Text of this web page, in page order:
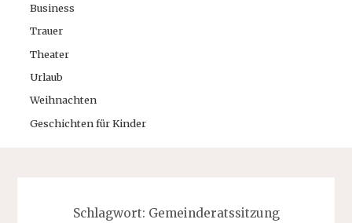
Business
Trauer
Theater
Urlaub
Weihnachten
Geschichten für Kinder
Schlagwort: Gemeinderatssitzung